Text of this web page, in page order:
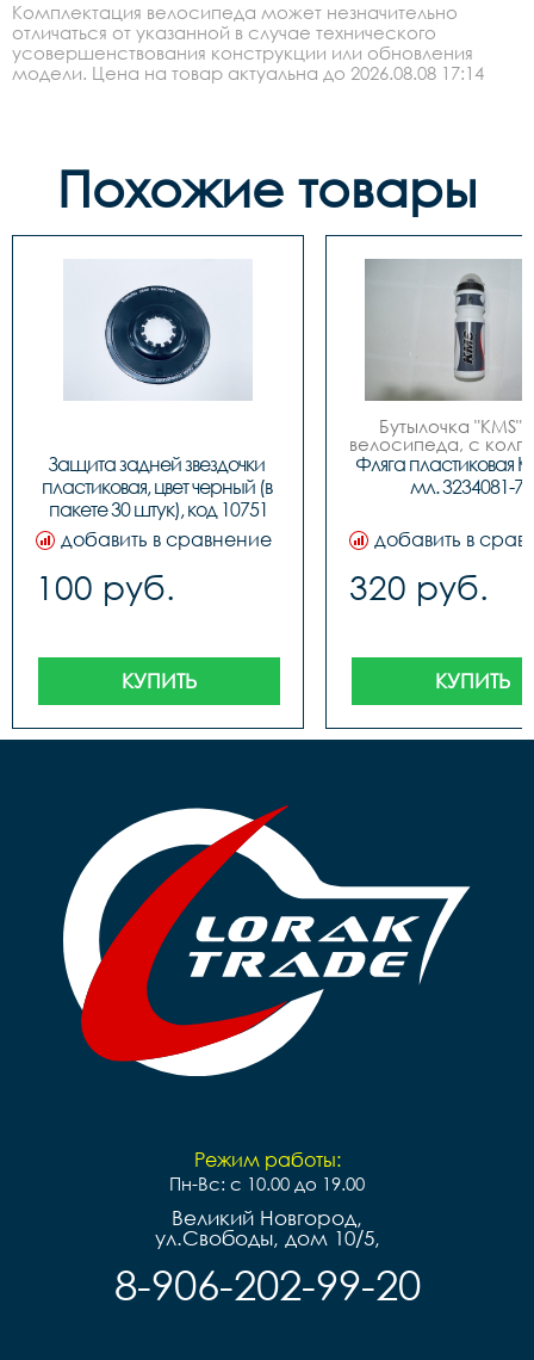
Комплектация велосипеда может незначительно
отличаться от указанной в случае технического
усовершенствования конструкции или обновления
модели. Цена на товар актуальна до 2026.08.08 17:14
Похожие товары
Защита задней звездочки
пластиковая, цвет черный (в
пакете 30 штук), код 10751
добавить в сравнение
100 руб.
КУПИТЬ
Бутылочка "KMS",
велосипеда, с
пластиковая,
цвета (бело/
красные, бело/
Фляга пластиковая
мл. 3234081-77
добавить в
320 руб.
КУПИТЬ
Режим работы:
Пн-Вс: с 10.00 до 19.00
Великий Новгород,
ул.Свободы, дом 10/5,
8-906-202-99-20